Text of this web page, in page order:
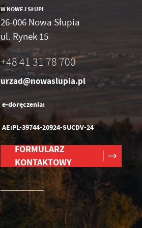
W NOWEJ SŁUPI
26-006 Nowa Słupia
ul. Rynek 15
+48 41 31 78 700
urzad@nowaslupia.pl
e-doręczenia:
AE:PL-39744-20924-SUCDV-24
FORMULARZ
KONTAKTOWY